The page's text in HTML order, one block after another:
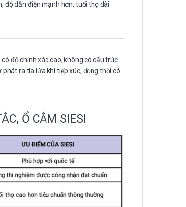
độ dẫn điện mạnh hơn, tuổi thọ dài
độ chính xác cao, không có cấu trúc
ra tia lửa khi tiếp xúc, đồng thời có
Ổ CẮM SIESI